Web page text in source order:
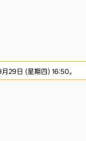
29日 (星期四) 16:50。